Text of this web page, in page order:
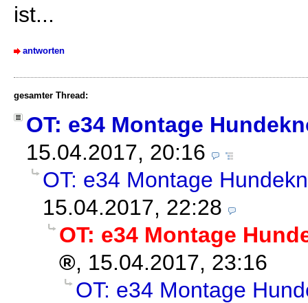
ist...
antworten
gesamter Thread:
OT: e34 Montage
15.04.2017, 20:16
OT: e34 Montage
15.04.2017, 22:28
OT: e34 Montage
, 15.04.2017, 23:16
OT: e34 Montage